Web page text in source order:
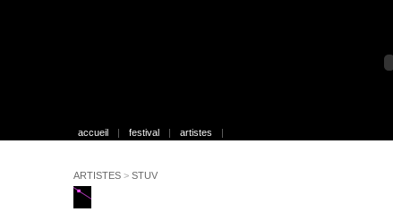
accueil | festival | artistes |
ARTISTES > STUV